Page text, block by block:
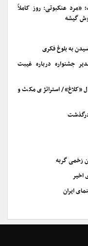
«مرد عنکبوتی: روز کاملاً
گیشه
به بلوغ فکری
توضیحات مدیر جشنواره درباره غیبت
«کلاغ»/ استراتژی مکث و
درگذشت
زخمی گربه
ایران